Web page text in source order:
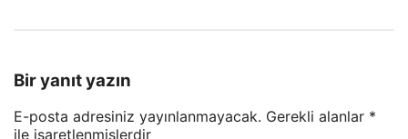
Bir yanıt yazın
E-posta adresiniz yayınlanmayacak. Gerekli alanlar *
ile işaretlenmişlerdir